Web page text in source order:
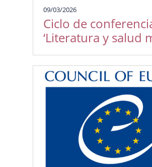
09/03/2026
Ciclo de
‘Literatura y salud